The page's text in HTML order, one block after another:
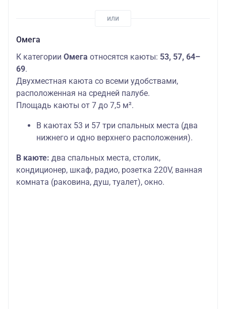
Омега
К категории Омега относятся каюты: 53, 57, 64–
69.
Двухместная каюта со всеми удобствами,
расположенная на средней палубе.
Площадь каюты от 7 до 7,5 м².
В каютах 53 и 57 три спальных места (два
нижнего и одно верхнего расположения).
В каюте: два спальных места, столик,
кондиционер, шкаф, радио, розетка 220V, ванная
комната (раковина, душ, туалет), окно.